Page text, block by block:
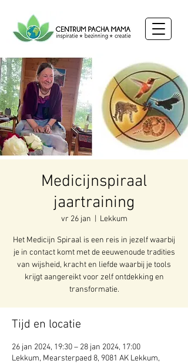
Medicijnspiraal
jaartraining
vr 26 jan Lekkum
Het Medicijn Spiraal is een reis in jezelf waarbij
je in contact komt met de eeuwenoude tradities
van wijsheid, kracht en liefde waarbij je tools
krijgt aangereikt voor zelf ontdekking en
transformatie.
Tijd en locatie
26 jan 2024, 19:30 – 28 jan 2024, 17:00
Lekkum, Mearsterpaed 8, 9081 AK Lekkum,